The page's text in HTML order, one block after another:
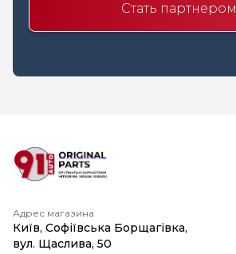
Стать партнером
Адрес магазина
Київ, Софіївська Борщагівка,
вул. Щаслива, 50